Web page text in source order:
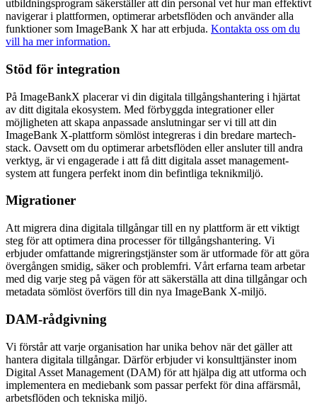
utbildningsprogram säkerställer att din personal vet hur man effektivt
navigerar i plattformen, optimerar arbetsflöden och använder alla
funktioner som ImageBank X har att erbjuda. Kontakta oss om du
vill ha mer information.
Stöd för integration
På ImageBankX placerar vi din digitala tillgångshantering i hjärtat
av ditt digitala ekosystem. Med förbyggda integrationer eller
möjligheten att skapa anpassade anslutningar ser vi till att din
ImageBank X-plattform sömlöst integreras i din bredare martech-
stack. Oavsett om du optimerar arbetsflöden eller ansluter till andra
verktyg, är vi engagerade i att få ditt digitala asset management-
system att fungera perfekt inom din befintliga teknikmiljö.
Migrationer
Att migrera dina digitala tillgångar till en ny plattform är ett viktigt
steg för att optimera dina processer för tillgångshantering. Vi
erbjuder omfattande migreringstjänster som är utformade för att göra
övergången smidig, säker och problemfri. Vårt erfarna team arbetar
med dig varje steg på vägen för att säkerställa att dina tillgångar och
metadata sömlöst överförs till din nya ImageBank X-miljö.
DAM-rådgivning
Vi förstår att varje organisation har unika behov när det gäller att
hantera digitala tillgångar. Därför erbjuder vi konsulttjänster inom
Digital Asset Management (DAM) för att hjälpa dig att utforma och
implementera en mediebank som passar perfekt för dina affärsmål,
arbetsflöden och tekniska miljö.